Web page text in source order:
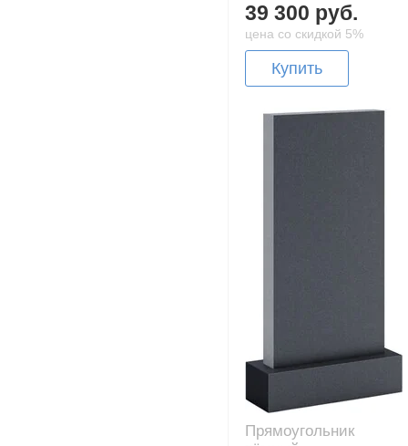
39 300 руб.
цена со скидкой 5%
Купить
Прямоугольник